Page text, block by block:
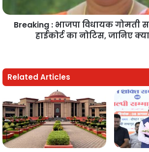
Breaking : भाजपा विधायक गोमती
हाईकोर्ट का नोटिस, जानिए
Related Articles